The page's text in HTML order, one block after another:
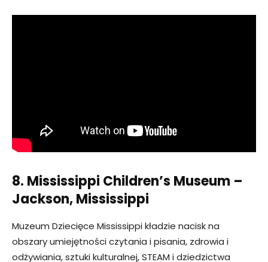
8. Mississippi Children’s Museum –
Jackson, Mississippi
Muzeum Dziecięce Mississippi kładzie nacisk na
obszary umiejętności czytania i pisania, zdrowia i
odżywiania, sztuki kulturalnej, STEAM i dziedzictwa